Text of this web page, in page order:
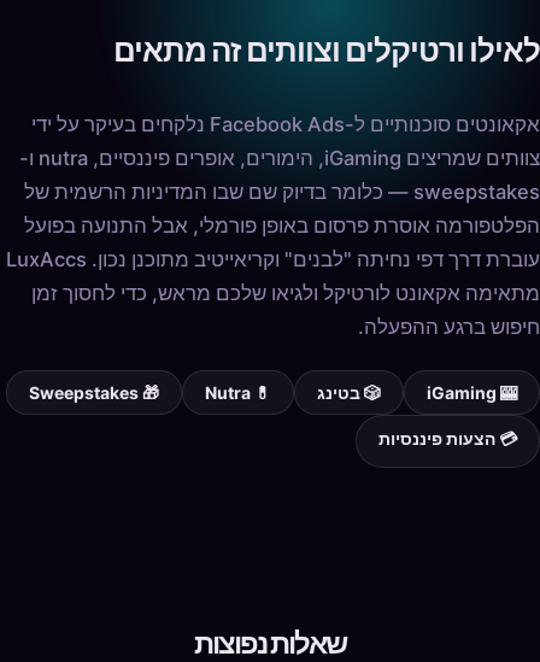
לאילו ורטיקלים וצוותים זה מתאים
אקאונטים סוכנותיים ל-Facebook Ads נלקחים בעיקר על ידי
צוותים שמריצים iGaming, הימורים, אופרים פיננסיים, nutra ו-
sweepstakes — כלומר בדיוק שם שבו המדיניות הרשמית של
הפלטפורמה אוסרת פרסום באופן פורמלי, אבל התנועה בפועל
עוברת דרך דפי נחיתה "לבנים" וקריאייטיב מתוכנן נכון. LuxAccs
מתאימה אקאונט לורטיקל ולגיאו שלכם מראש, כדי לחסוך זמן
חיפוש ברגע ההפעלה.
🎰 iGaming 🎲 בטינג 💊 Nutra
🎁 Sweepstakes
💳 הצעות פיננסיות
שאלות נפוצות